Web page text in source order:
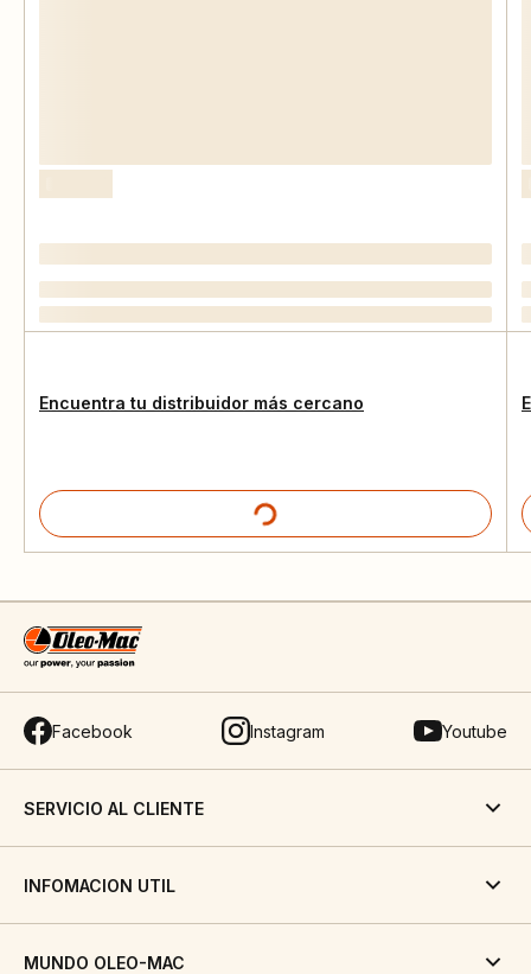
Encuentra tu distribuidor más cercano
Facebook Instagram Youtube
SERVICIO AL CLIENTE
INFOMACION UTIL
MUNDO OLEO-MAC